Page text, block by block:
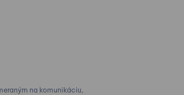
na komunikáciu,